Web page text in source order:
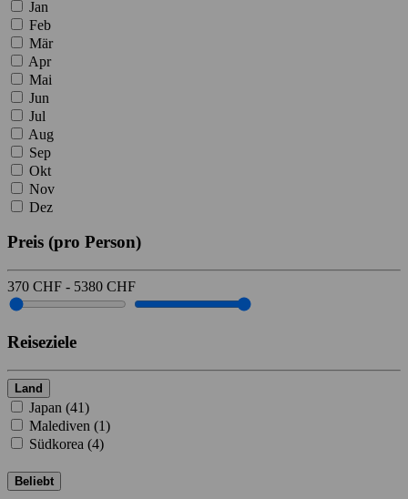
Jan
Feb
Mär
Apr
Mai
Jun
Jul
Aug
Sep
Okt
Nov
Dez
Preis (pro Person)
370 CHF - 5380 CHF
Reiseziele
Land
Japan (41)
Malediven (1)
Südkorea (4)
Beliebt